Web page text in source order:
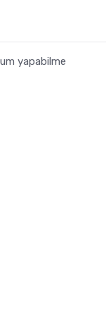
yapabilme